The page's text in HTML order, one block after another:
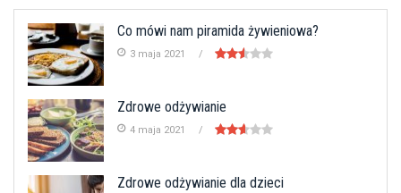
Co mówi nam piramida żywieniowa?
3 maja 2021
Zdrowe odżywianie
4 maja 2021
Zdrowe odżywianie dla dzieci